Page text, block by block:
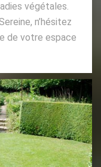
végétales.
n’hésitez
de votre espace